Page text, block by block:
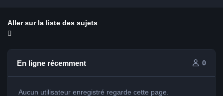
Aller sur la liste des sujets
En ligne récemment 0
Aucun utilisateur enregistré regarde cette page.